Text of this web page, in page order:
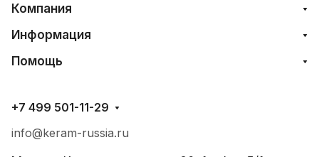
Компания
Информация
Помощь
+7 499 501-11-29
info@keram-russia.ru